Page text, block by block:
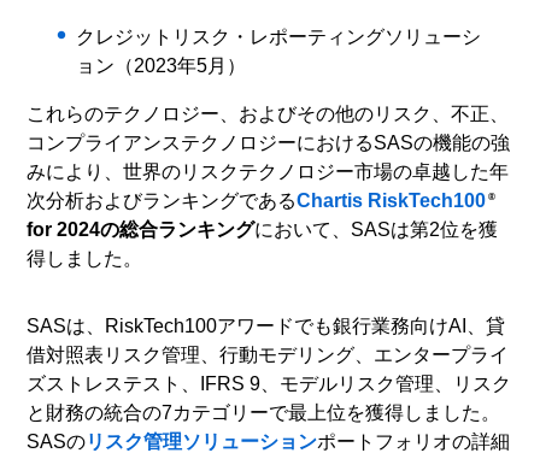
クレジットリスク・レポーティングソリューシ
ョン（2023年5月）
これらのテクノロジー、およびその他のリスク、不正、
コンプライアンステクノロジーにおけるSASの機能の強
みにより、世界のリスクテクノロジー市場の卓越した年
次分析およびランキングであるChartis RiskTech100 ®
for 2024の総合ランキングにおいて、SASは第2位を獲
得しました。
SASは、RiskTech100アワードでも銀行業務向けAI、貸
借対照表リスク管理、行動モデリング、エンタープライ
ズストレステスト、IFRS 9、モデルリスク管理、リスク
と財務の統合の7カテゴリーで最上位を獲得しました。
SASのリスク管理ソリューションポートフォリオの詳細